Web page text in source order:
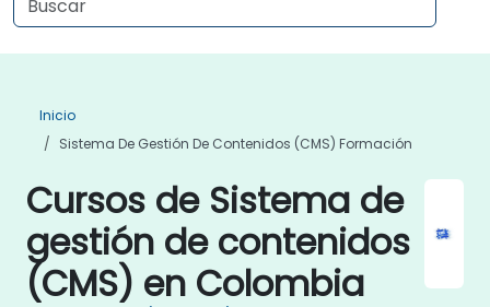
Inicio
Sistema De Gestión De Contenidos (CMS) Formación
Cursos de Sistema de
gestión de contenidos
(CMS) en Colombia